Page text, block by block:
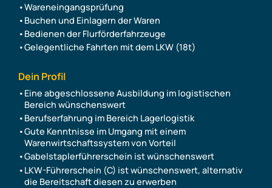
Wareneingangsprüfung
Buchen und Einlagern der Waren
Bedienen der Flurförderfahrzeuge
Gelegentliche Fahrten mit dem LKW (18t)
Dein Profil
Eine abgeschlossene Ausbildung im logistischen
Bereich wünschenswert
Berufserfahrung im Bereich Lagerlogistik
Gute Kenntnisse im Umgang mit einem
Warenwirtschaftssystem von Vorteil
Gabelstaplerführerschein ist wünschenswert
LKW-Führerschein (C) ist wünschenswert, alternativ
die Bereitschaft diesen zu erwerben